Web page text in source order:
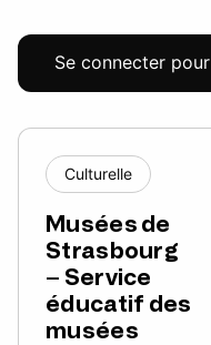
Se connecter pour
Culturelle
Musées de
Strasbourg
– Service
éducatif des
musées